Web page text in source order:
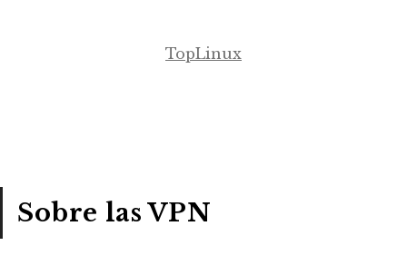
TopLinux
Sobre las VPN